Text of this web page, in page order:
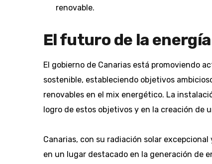
renovable.
El futuro de la
El gobierno de Canarias está promoviendo
sostenible, estableciendo objetivos
renovables en el mix energético. La
logro de estos objetivos y en la creación de
Canarias, con su radiación solar
en un lugar destacado en la generación de